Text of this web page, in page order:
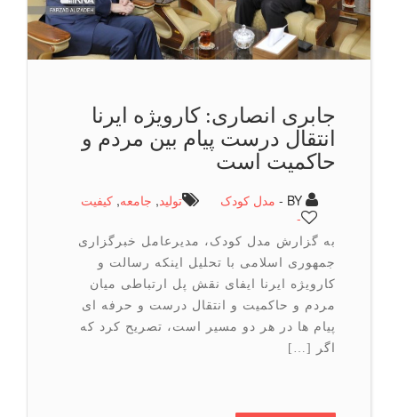
جابری انصاری: کارویژه ایرنا
انتقال درست پیام بین مردم و
حاکمیت است
مدل کودک تولید ,جامعه,كیفیت
به گزارش مدل کودک، مدیرعامل خبرگزاری
جمهوری اسلامی با تحلیل اینکه رسالت و
کارویژه ایرنا ایفای نقش پل ارتباطی میان
مردم و حاکمیت و انتقال درست و حرفه ای
پیام ها در هر دو مسیر است، تصریح کرد که